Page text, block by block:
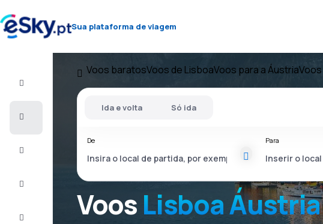
Sua plataforma de viagem
Voos baratosVoos de LisboaVoos para a Áustria
Voos Lisboa Áustria
Ida e volta Só ida
De Para